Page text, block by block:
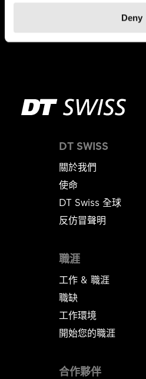
Deny
DT SWISS
關於我們
使命
DT Swiss 全球
反仿冒聲明
職涯
工作 & 職涯
職缺
工作環境
開始您的職涯
合作夥伴